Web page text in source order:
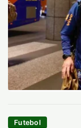
Futebol